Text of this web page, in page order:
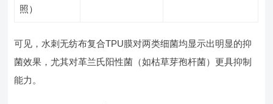
照）
可见，水刺无纺布复合TPU膜对两类细菌均显示出明显的抑
菌效果，尤其对革兰氏阳性菌（如枯草芽孢杆菌）更具抑制
能力。